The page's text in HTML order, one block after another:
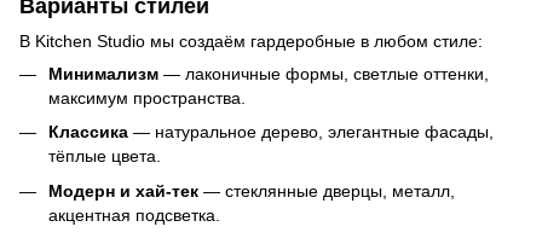
Варианты стилей
В Kitchen Studio мы создаём гардеробные в любом стиле:
Минимализм — лаконичные формы, светлые оттенки,
максимум пространства.
Классика — натуральное дерево, элегантные фасады,
тёплые цвета.
Модерн и хай-тек — стеклянные дверцы, металл,
акцентная подсветка.